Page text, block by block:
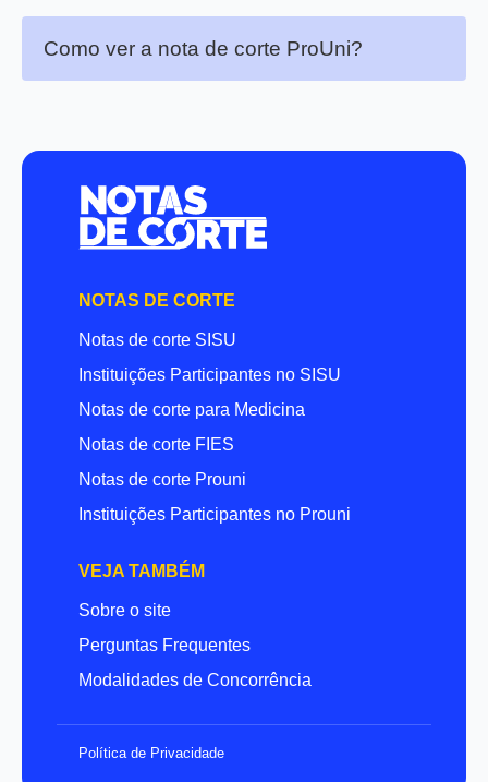
Como ver a nota de corte ProUni?
NOTAS DE CORTE
Notas de corte SISU
Instituições Participantes no SISU
Notas de corte para Medicina
Notas de corte FIES
Notas de corte Prouni
Instituições Participantes no Prouni
VEJA TAMBÉM
Sobre o site
Perguntas Frequentes
Modalidades de Concorrência
Política de Privacidade